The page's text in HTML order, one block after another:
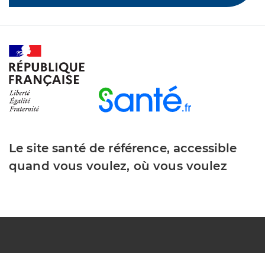
Le site santé de référence, accessible
quand vous voulez, où vous voulez